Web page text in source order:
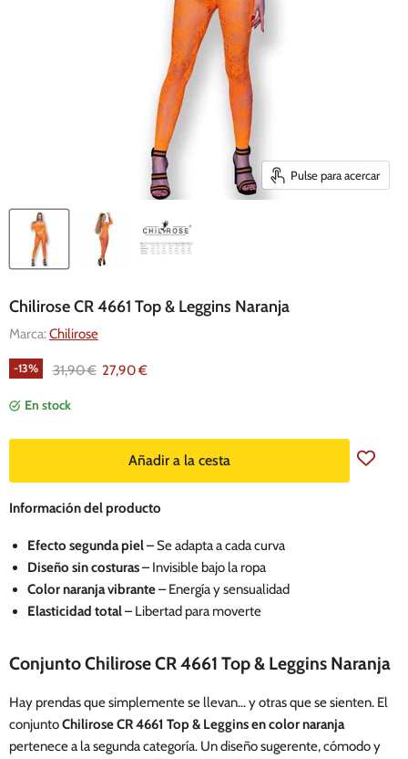
Pulse para acercar
Chilirose CR 4661 Top & Leggins Naranja
Marca:Chilirose
-13% Precio original
31,90 € Precio actual
27,90 €
En stock
Añadir a la cesta
Información del producto
Efecto segunda piel– Se adapta a cada curva
Diseño sin costuras– Invisible bajo la ropa
Color naranja vibrante– Energía y sensualidad
Elasticidad total– Libertad para moverte
Conjunto Chilirose CR 4661 Top & Leggins Naranja
Hay prendas que simplemente se llevan… y otras que se sienten. El
conjuntoChilirose CR 4661 Top & Leggins en color naranja
pertenece a la segunda categoría. Un diseño sugerente, cómodo y